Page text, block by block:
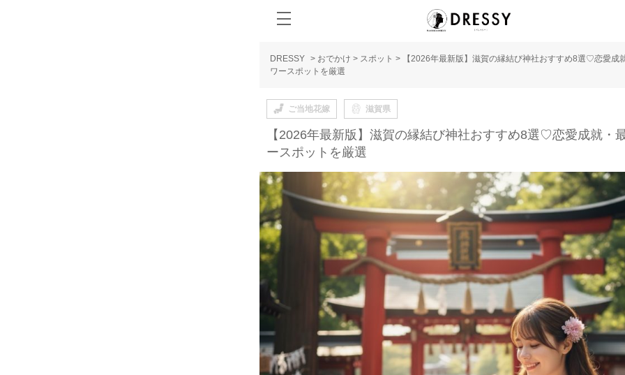
DRESSY > おでかけ > スポット >
【2026年最新版】滋賀の縁結び神社おすすめ8選♡恋愛成
ワースポットを厳選
ご当地花嫁 滋賀県
【2026年最新版】滋賀の縁結び神社おすすめ8選♡恋愛成就・
ースポットを厳選